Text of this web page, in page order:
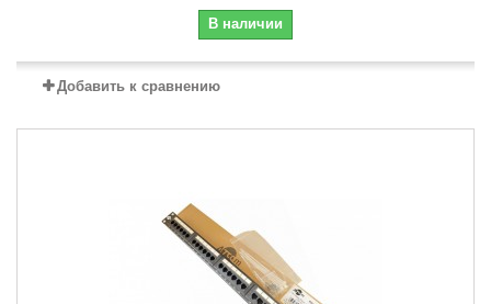
В наличии
Добавить к сравнению